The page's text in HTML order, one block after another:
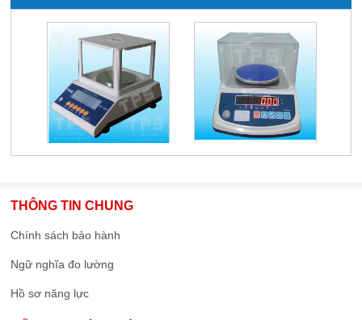
THÔNG TIN CHUNG
Chính sách bảo hành
Ngữ nghĩa đo lường
Hồ sơ năng lực